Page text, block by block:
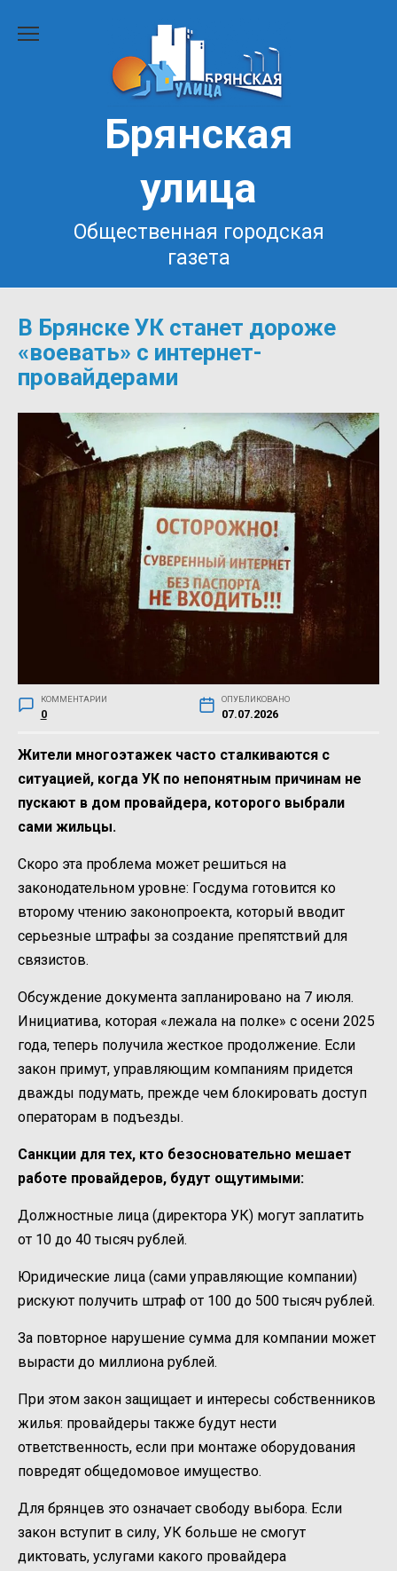
Брянская
улица
Общественная городская
газета
В Брянске УК станет дороже
«воевать» с интернет-
провайдерами
КОММЕНТАРИИ
0
ОПУБЛИКОВАНО
07.07.2026
Жители многоэтажек часто сталкиваются с
ситуацией, когда УК по непонятным причинам не
пускают в дом провайдера, которого выбрали
сами жильцы.
Скоро эта проблема может решиться на
законодательном уровне: Госдума готовится ко
второму чтению законопроекта, который вводит
серьезные штрафы за создание препятствий для
связистов.
Обсуждение документа запланировано на 7 июля.
Инициатива, которая «лежала на полке» с осени 2025
года, теперь получила жесткое продолжение. Если
закон примут, управляющим компаниям придется
дважды подумать, прежде чем блокировать доступ
операторам в подъезды.
Санкции для тех, кто безосновательно мешает
работе провайдеров, будут ощутимыми:
Должностные лица (директора УК) могут заплатить
от 10 до 40 тысяч рублей.
Юридические лица (сами управляющие компании)
рискуют получить штраф от 100 до 500 тысяч рублей.
За повторное нарушение сумма для компании может
вырасти до миллиона рублей.
При этом закон защищает и интересы собственников
жилья: провайдеры также будут нести
ответственность, если при монтаже оборудования
повредят общедомовое имущество.
Для брянцев это означает свободу выбора. Если
закон вступит в силу, УК больше не смогут
диктовать, услугами какого провайдера